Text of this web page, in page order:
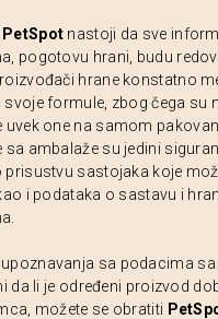
PetSpot nastoji da sve
pogotovu hrani, budu
hrane konstatno
svoje formule, zbog čega su
one na samom
sa ambalaže su jedini
prisustvu sastojaka koje
i podataka o sastavu i
sa podacima
da li je određeni proizvod
možete se obratiti